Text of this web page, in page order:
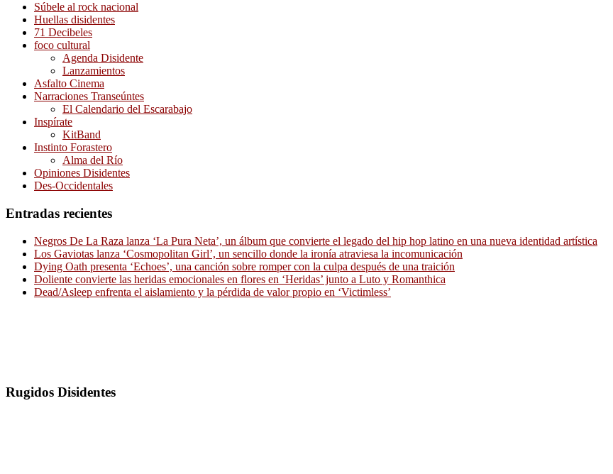
Súbele al rock nacional
Huellas disidentes
71 Decibeles
foco cultural
Agenda Disidente
Lanzamientos
Asfalto Cinema
Narraciones Transeúntes
El Calendario del Escarabajo
Inspírate
KitBand
Instinto Forastero
Alma del Río
Opiniones Disidentes
Des-Occidentales
Entradas recientes
Negros De La Raza lanza ‘La Pura Neta’, un álbum que convierte el legado del hip hop latino en una nueva identidad artística
Los Gaviotas lanza ‘Cosmopolitan Girl’, un sencillo donde la ironía atraviesa la incomunicación
Dying Oath presenta ‘Echoes’, una canción sobre romper con la culpa después de una traición
Doliente convierte las heridas emocionales en flores en ‘Heridas’ junto a Luto y Romanthica
Dead/Asleep enfrenta el aislamiento y la pérdida de valor propio en ‘Victimless’
Rugidos Disidentes